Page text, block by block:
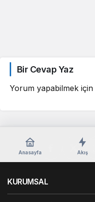
Bir Cevap Yaz
Yorum yapabilmek için
Anasayfa Akış
KURUMSAL